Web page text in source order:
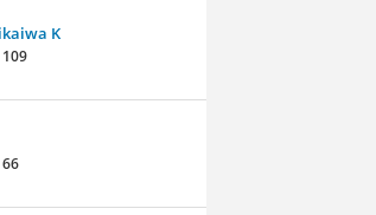
K
109
66